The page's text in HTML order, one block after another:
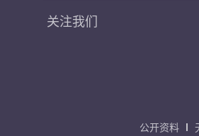
关注我们
公开资料